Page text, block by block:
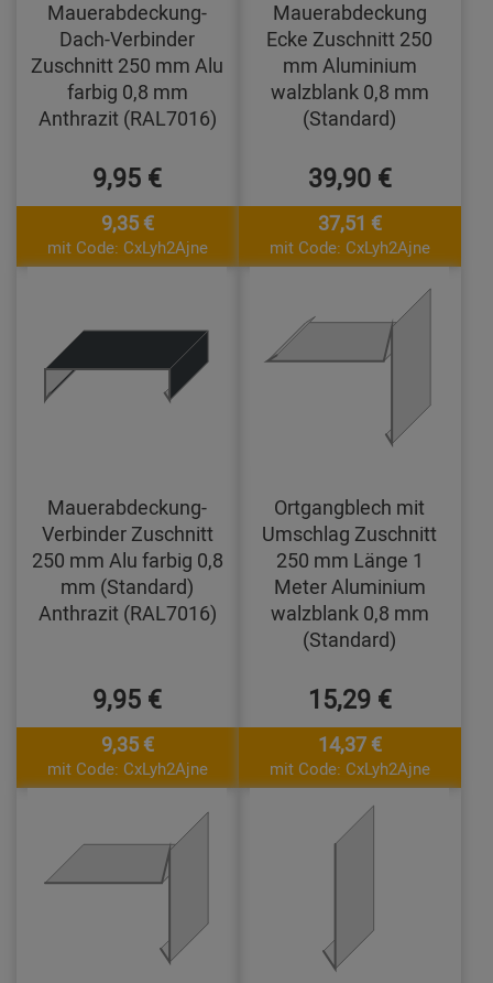
Mauerabdeckung-
Dach-Verbinder
Zuschnitt 250 mm Alu
farbig 0,8 mm
Anthrazit (RAL7016)
9,95 €
9,35 €
mit Code: CxLyh2Ajne
Mauerabdeckung
Ecke Zuschnitt 250
mm Aluminium
walzblank 0,8 mm
(Standard)
39,90 €
37,51 €
mit Code: CxLyh2Ajne
Mauerabdeckung-
Verbinder Zuschnitt
250 mm Alu farbig 0,8
mm (Standard)
Anthrazit (RAL7016)
9,95 €
9,35 €
mit Code: CxLyh2Ajne
Ortgangblech mit
Umschlag Zuschnitt
250 mm Länge 1
Meter Aluminium
walzblank 0,8 mm
(Standard)
15,29 €
14,37 €
mit Code: CxLyh2Ajne